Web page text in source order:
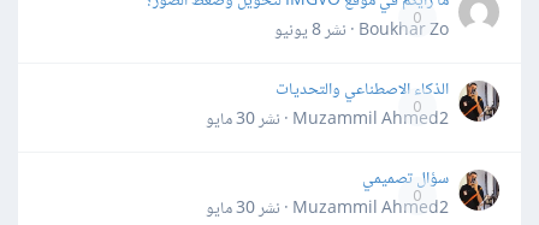
0
Boukhar Zo · نشر
8 يونيو
0
الذكاء الاصطناعي والتحديات
Muzammil Ahmed2 · نشر
30 مايو
0
سؤال تصميمي
Muzammil Ahmed2 · نشر
30 مايو